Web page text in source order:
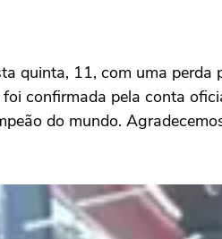
quinta, 11, com uma perda
confirmada pela conta
do mundo.